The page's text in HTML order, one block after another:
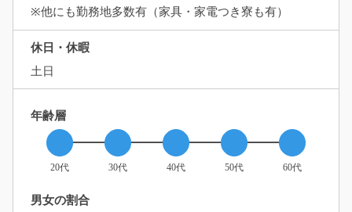
※他にも勤務地多数有（家具・家電つき寮も有）
休日・休暇
土日
年齢層
20代 30代 40代 50代 60代
男女の割合